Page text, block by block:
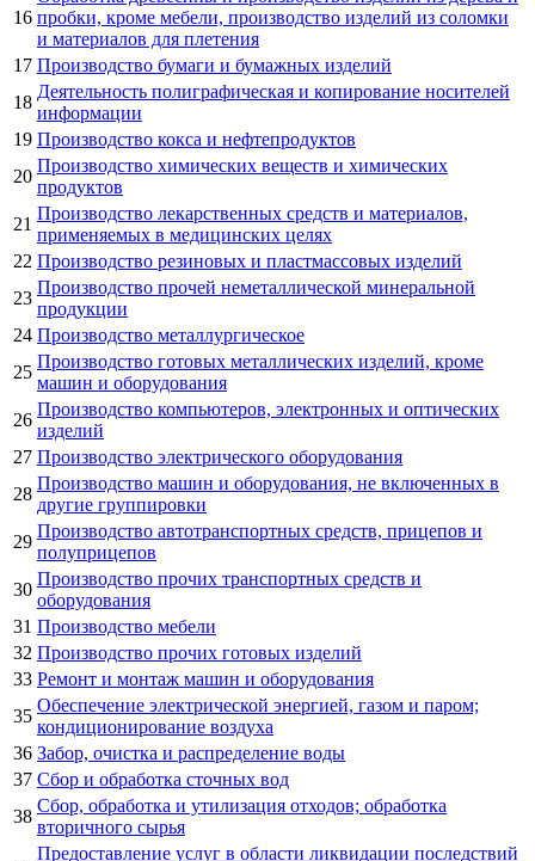
16 пробки, кроме мебели, производство изделий из соломки
и материалов для плетения
17 Производство бумаги и бумажных изделий
18
Деятельность полиграфическая и копирование носителей
информации
19 Производство кокса и нефтепродуктов
20
Производство химических веществ и химических
продуктов
21
Производство лекарственных средств и материалов,
применяемых в медицинских целях
22 Производство резиновых и пластмассовых изделий
23
Производство прочей неметаллической минеральной
продукции
24 Производство металлургическое
25
Производство готовых металлических изделий, кроме
машин и оборудования
26
Производство компьютеров, электронных и оптических
изделий
27 Производство электрического оборудования
28
Производство машин и оборудования, не включенных в
другие группировки
29
Производство автотранспортных средств, прицепов и
полуприцепов
30
Производство прочих транспортных средств и
оборудования
31 Производство мебели
32 Производство прочих готовых изделий
33 Ремонт и монтаж машин и оборудования
35
Обеспечение электрической энергией, газом и паром;
кондиционирование воздуха
36 Забор, очистка и распределение воды
37 Сбор и обработка сточных вод
38
Сбор, обработка и утилизация отходов; обработка
вторичного сырья
Предоставление услуг в области ликвидации последствий